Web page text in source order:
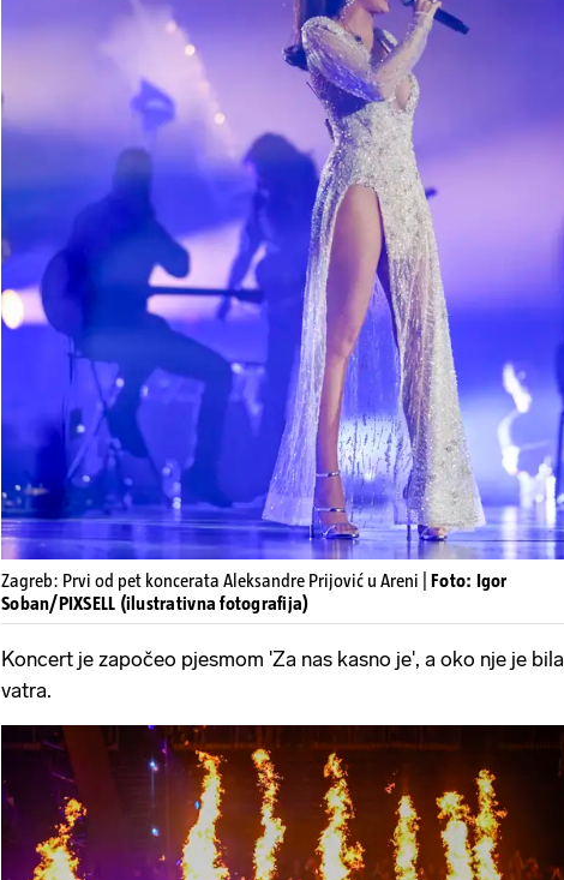
Zagreb: Prvi od pet koncerata Aleksandre Prijović u Areni | Foto: Igor
Soban/PIXSELL (ilustrativna fotografija)
Koncert je započeo pjesmom 'Za nas kasno je', a oko nje je bila
vatra.